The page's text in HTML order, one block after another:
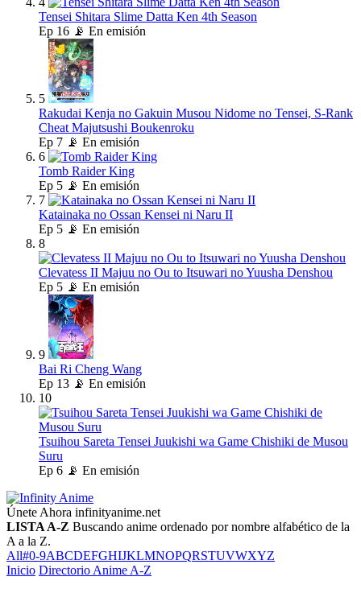
Tensei Shitara Slime Datta Ken 4th Season
Ep 16 📡 En emisión
5
Rakudai Kenja no Gakuin Musou Nidome no Tensei, S-Rank
Cheat Majutsushi Boukenroku
Ep 7 📡 En emisión
6
Tomb Raider King
Ep 5 📡 En emisión
7
Katainaka no Ossan Kensei ni Naru II
Ep 5 📡 En emisión
8
Clevatess II Majuu no Ou to Itsuwari no Yuusha Denshou
Ep 5 📡 En emisión
9
Bai Ri Cheng Wang
Ep 13 📡 En emisión
10
Tsuihou Sareta Tensei Juukishi wa Game Chishiki de Musou
Suru
Ep 6 📡 En emisión
Únete Ahora infinityanime.net
LISTA A-Z Buscando anime ordenado por nombre alfabético de la
A a la Z.
All#0-9ABCDEFGHIJKLMNOPQRSTUVWXYZ
Inicio Directorio Anime A-Z